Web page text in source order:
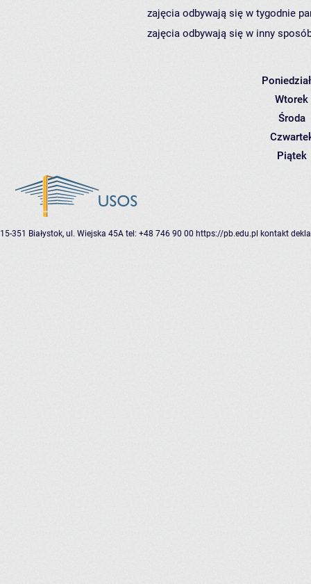
zajęcia odbywają się w tygodnie
zajęcia odbywają się w inny
Wtorek
Środa
Piątek
15-351 Białystok, ul. Wiejska 45A tel: +48 746 90 00 https://pb.edu.pl kontakt